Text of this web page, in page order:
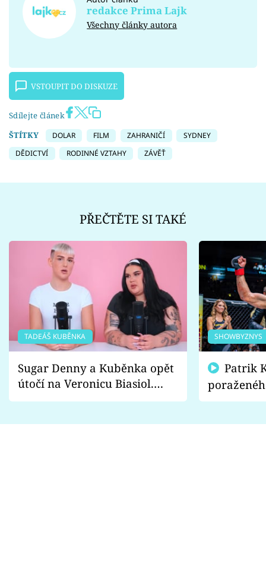
redakce Prima Lajk
Všechny články autora
VSTOUPIT DO DISKUZE
Sdílejte článek
ŠTÍTKY
DOLAR FILM ZAHRANIČÍ
SYDNEY
DĚDICTVÍ
RODINNÉ VZTAHY ZÁVĚŤ
PŘEČTĚTE SI TAKÉ
TADEÁŠ KUBĚNKA
Sugar Denny a Kuběnka opět
útočí na Veronicu Biasiol.
Proč je podle nich falešná a
SHOWBYZNYS
fanoušci